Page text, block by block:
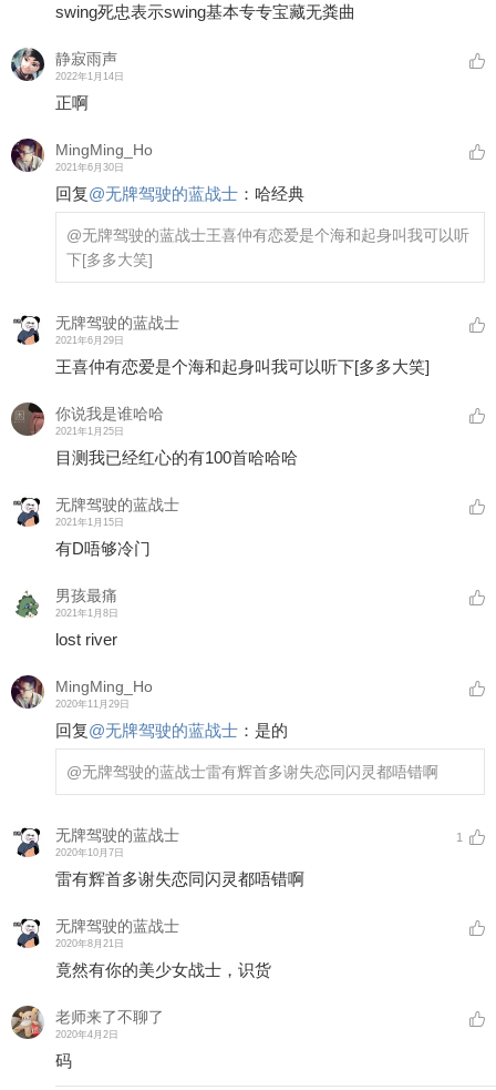
swing死忠表示swing基本专专宝藏无粪曲
静寂雨声
2022年1月14日
正啊
MingMing_Ho
2021年6月30日
回复@无牌驾驶的蓝战士 ： 哈经典
@无牌驾驶的蓝战士王喜仲有恋爱是个海和起身叫我可以听
下[多多大笑]
无牌驾驶的蓝战士
2021年6月29日
王喜仲有恋爱是个海和起身叫我可以听下[多多大笑]
你说我是谁哈哈
2021年1月25日
目测我已经红心的有100首哈哈哈
无牌驾驶的蓝战士
2021年1月15日
有D唔够冷门
男孩最痛
2021年1月8日
lost river
MingMing_Ho
2020年11月29日
回复@无牌驾驶的蓝战士 ： 是的
@无牌驾驶的蓝战士雷有辉首多谢失恋同闪灵都唔错啊
无牌驾驶的蓝战士
2020年10月7日
1
雷有辉首多谢失恋同闪灵都唔错啊
无牌驾驶的蓝战士
2020年8月21日
竟然有你的美少女战士，识货
老师来了不聊了
2020年4月2日
码